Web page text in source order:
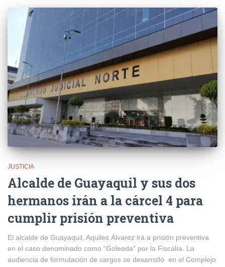
JUSTICIA
Alcalde de Guayaquil y sus dos
hermanos irán a la cárcel 4 para
cumplir prisión preventiva
El alcalde de Guayaquil, Aquiles Álvarez irá a prisión preventiva
en el caso denominado como “Goleada” por la Fiscalía. La
audiencia de formulación de cargos se desarrolló en el Complejo